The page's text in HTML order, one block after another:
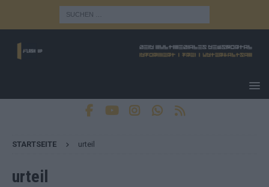
STARTSEITE urteil
urteil